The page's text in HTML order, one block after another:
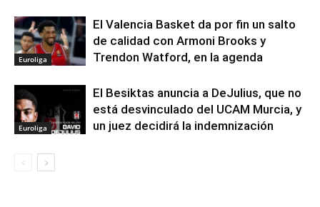
Euroliga
El Valencia Basket da por fin un salto
de calidad con Armoni Brooks y
Trendon Watford, en la agenda
Euroliga
El Besiktas anuncia a DeJulius, que no
está desvinculado del UCAM Murcia, y
un juez decidirá la indemnización